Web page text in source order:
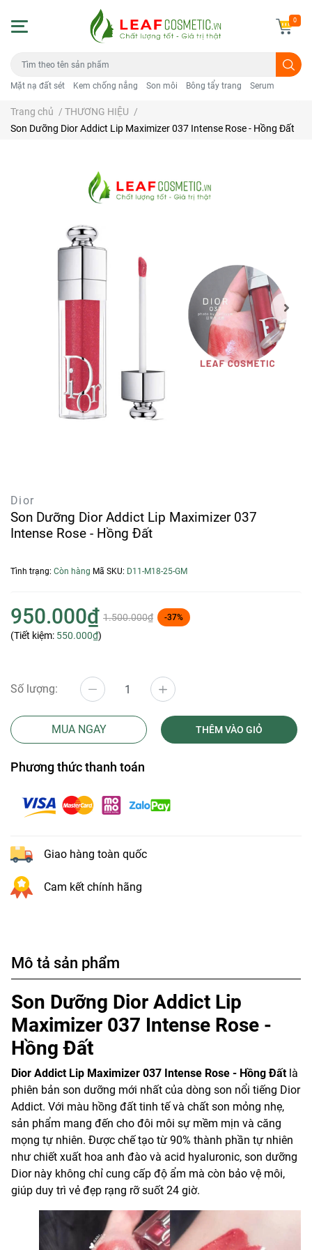
Mặt nạ đất sét Kem chống nắng Son môi Bông tẩy trang Serum
0
Trang chủ / THƯƠNG HIỆU /
Son Dưỡng Dior Addict Lip Maximizer 037 Intense Rose - Hồng Đất
Dior
Son Dưỡng Dior Addict Lip Maximizer 037
Intense Rose - Hồng Đất
Tình trạng: Còn hàng Mã SKU: D11-M18-25-GM
950.000₫ 1.500.000₫ -37%
(Tiết kiệm: 550.000₫)
Số lượng:
MUA NGAY THÊM VÀO GIỎ
Phương thức thanh toán
Giao hàng toàn quốc
Cam kết chính hãng
Mô tả sản phẩm
Son Dưỡng Dior Addict Lip
Maximizer 037 Intense Rose -
Hồng Đất
Dior Addict Lip Maximizer 037 Intense Rose - Hồng Đấtlà
phiên bản son dưỡng mới nhất của dòng son nổi tiếng Dior
Addict. Với màu hồng đất tinh tế và chất son mỏng nhẹ,
sản phẩm mang đến cho đôi môi sự mềm mịn và căng
mọng tự nhiên. Được chế tạo từ 90% thành phần tự nhiên
như chiết xuất hoa anh đào và acid hyaluronic, son dưỡng
Dior này không chỉ cung cấp độ ẩm mà còn bảo vệ môi,
giúp duy trì vẻ đẹp rạng rỡ suốt 24 giờ.